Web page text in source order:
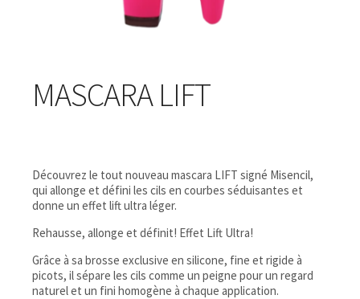
MASCARA LIFT
Découvrez le tout nouveau mascara LIFT signé Misencil,
qui allonge et défini les cils en courbes séduisantes et
donne un effet lift ultra léger.
Rehausse, allonge et définit! Effet Lift Ultra!
Grâce à sa brosse exclusive en silicone, fine et rigide à
picots, il sépare les cils comme un peigne pour un regard
naturel et un fini homogène à chaque application.